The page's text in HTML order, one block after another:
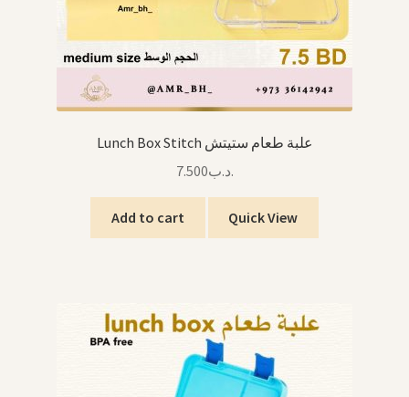
Lunch Box Stitch علبة طعام ستيتش
.د.ب7.500
Add to cart Quick View